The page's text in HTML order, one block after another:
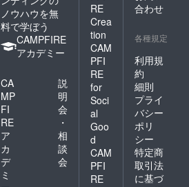
ノウハウを無
料で学ぼう
CAMPFIRE
アカデミー
CA
MP
FI
RE
ア
カ
デ
ミ
説
明
会
・
相
談
会
RE
Crea
tion
CAM
PFI
RE
for
Soci
al
Goo
d
CAM
PFI
RE
合わせ
各種規定
利用規
約
細則
プライ
バシー
ポリ
シー
特定商
取引法
に基づ